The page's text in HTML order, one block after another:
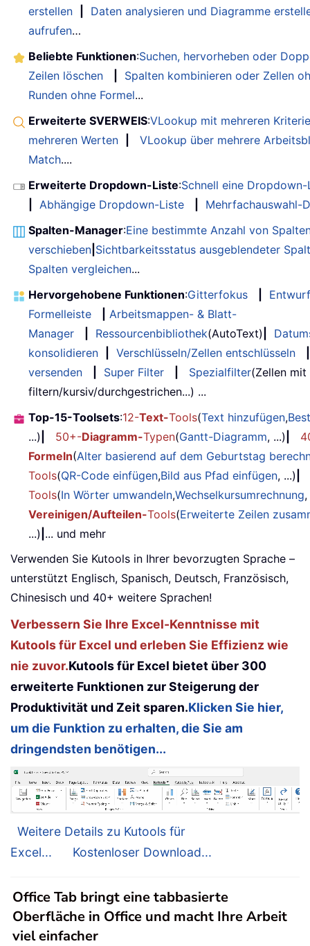
erstellen
Daten analysieren und Diagramme
aufrufen…
Beliebte Funktionen:Suchen, hervorheben oder
Zeilen löschen
Spalten kombinieren oder Zellen
Runden ohne Formel...
Erweiterte SVERWEIS:VLookup mit mehreren
mehreren Werten
VLookup über mehrere
Match....
Erweiterte Dropdown-Liste:Schnell eine
Abhängige Dropdown-Liste
Mehrfachauswahl-
Spalten-Manager:Eine bestimmte Anzahl von
verschieben Sichtbarkeitsstatus ausgeblendeter
Spalten vergleichen...
Hervorgehobene Funktionen:Gitterfokus
Entwurf
Formelleiste
Arbeitsmappen- & Blatt-
Manager
Ressourcenbibliothek(AutoText)
konsolidieren
Verschlüsseln/Zellen entschlüsseln
versenden
Super Filter Spezialfilter(Zellen
filtern/kursiv/durchgestrichen...) ...
Top-15-Toolsets:12-Text-Tools(Text hinzufügen,
...)
50+-Diagramm-Typen(Gantt-Diagramm, ...)
Formeln(Alter basierend auf dem Geburtstag
Tools(QR-Code einfügen,Bild aus Pfad einfügen, ...)
Tools(In Wörter umwandeln,Wechselkursumrechnung
Vereinigen/Aufteilen-Tools(Erweiterte Zeilen
...) ... und mehr
Verwenden Sie Kutools in Ihrer bevorzugten Sprache –
unterstützt Englisch, Spanisch, Deutsch, Französisch,
Chinesisch und 40+ weitere Sprachen!
Verbessern Sie Ihre Excel-Kenntnisse mit
Kutools für Excel und erleben Sie Effizienz wie
nie zuvor.Kutools für Excel bietet über 300
erweiterte Funktionen zur Steigerung der
Produktivität und Zeit sparen.Klicken Sie hier,
um die Funktion zu erhalten, die Sie am
dringendsten benötigen...
Weitere Details zu Kutools für
Excel...
Kostenloser Download...
Office Tab bringt eine tabbasierte
Oberfläche in Office und macht Ihre Arbeit
viel einfacher